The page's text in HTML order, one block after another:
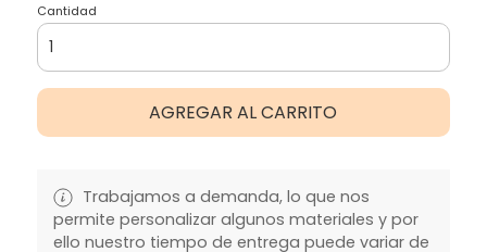
Cantidad
AGREGAR AL CARRITO
Trabajamos a demanda, lo que nos
permite personalizar algunos materiales y por
ello nuestro tiempo de entrega puede variar de